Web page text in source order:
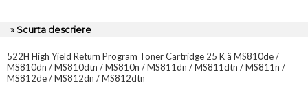
» Scurta descriere
522H High Yield Return Program Toner Cartridge 25 K â MS810de /
MS810dn / MS810dtn / MS810n / MS811dn / MS811dtn / MS811n /
MS812de / MS812dn / MS812dtn